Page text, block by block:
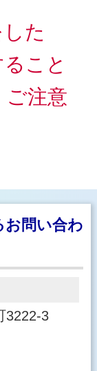
た
こと
ご注意
お問い合わ
3222-3